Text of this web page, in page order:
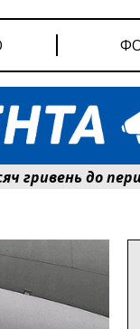
до першого